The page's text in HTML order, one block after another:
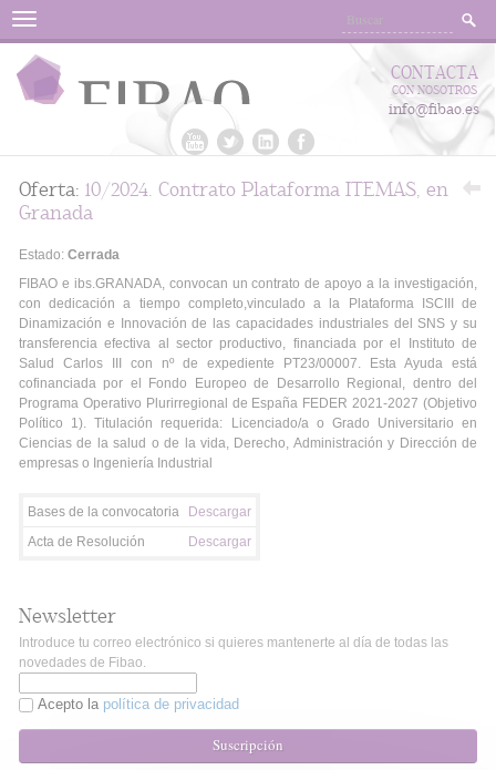
Menu
CONTACTA
CON NOSOTROS
info@fibao.es
Oferta: 10/2024. Contrato Plataforma ITEMAS, en
Granada
Estado: Cerrada
FIBAO e ibs.GRANADA, convocan un contrato de apoyo a la investigación,
con dedicación a tiempo completo,vinculado a la Plataforma ISCIII de
Dinamización e Innovación de las capacidades industriales del SNS y su
transferencia efectiva al sector productivo, financiada por el Instituto de
Salud Carlos III con nº de expediente PT23/00007. Esta Ayuda está
cofinanciada por el Fondo Europeo de Desarrollo Regional, dentro del
Programa Operativo Plurirregional de España FEDER 2021-2027 (Objetivo
Político 1). Titulación requerida: Licenciado/a o Grado Universitario en
Ciencias de la salud o de la vida, Derecho, Administración y Dirección de
empresas o Ingeniería Industrial
Bases de la convocatoria
Descargar
Acta de Resolución
Descargar
Newsletter
Introduce tu correo electrónico si quieres mantenerte al día de todas las
novedades de Fibao.
Acepto la política de privacidad
Suscripción